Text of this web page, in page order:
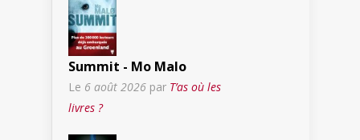
Summit - Mo Malo
Le 6 août 2026 par T’as où les
livres ?